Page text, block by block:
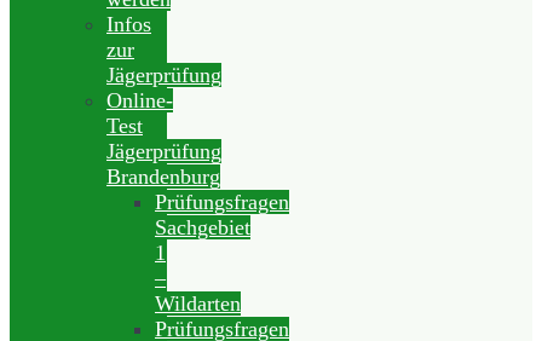
Infos
zur
Jägerprüfung
Online-
Test
Jägerprüfung
Brandenburg
Prüfungsfragen
Sachgebiet
1
–
Wildarten
Prüfungsfragen